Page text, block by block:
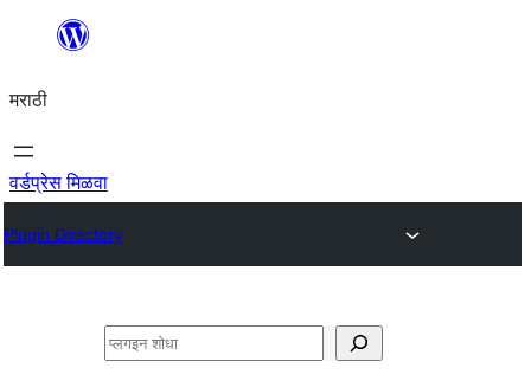
सामुग्रीवर
मराठी
वर्डप्रेस मिळवा
Plugin Directory
शोधा